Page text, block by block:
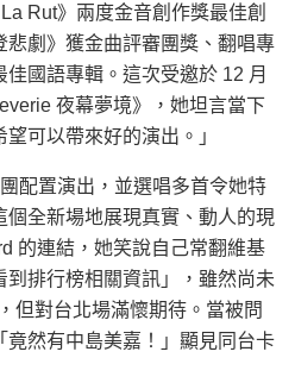
Rut》兩度金音創作獎最佳創
劇》獲金曲評審團獎、翻唱專
國語專輯。這次受邀於 12 月
夜幕夢境》，她坦言當下
可以帶來好的演出。」
配置演出，並選唱多首令她特
全新場地展現真實、動人的現
的連結，她笑說自己常翻維基
排行榜相關資訊」，雖然尚未
但對台北場滿懷期待。當被問
竟然有中島美嘉！」顯見同台卡